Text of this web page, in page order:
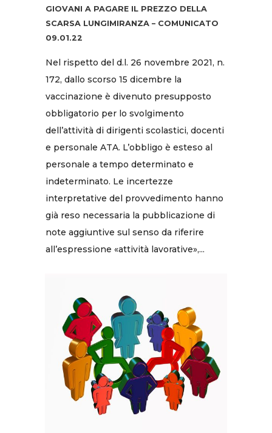
GIOVANI A PAGARE IL PREZZO DELLA
SCARSA LUNGIMIRANZA – COMUNICATO
09.01.22
Nel rispetto del d.l. 26 novembre 2021, n.
172, dallo scorso 15 dicembre la
vaccinazione è divenuto presupposto
obbligatorio per lo svolgimento
dell’attività di dirigenti scolastici, docenti
e personale ATA. L’obbligo è esteso al
personale a tempo determinato e
indeterminato. Le incertezze
interpretative del provvedimento hanno
già reso necessaria la pubblicazione di
note aggiuntive sul senso da riferire
all’espressione «attività lavorative»,...